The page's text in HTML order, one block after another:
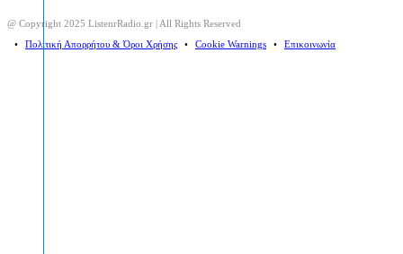
@ Copyright 2025 ListenrRadio.gr | All Rights Reserved
⠀•⠀ Πολιτική Απορρήτου & Όροι Χρήσης ⠀•⠀ Cookie Warnings ⠀•⠀ Επικοινωνία